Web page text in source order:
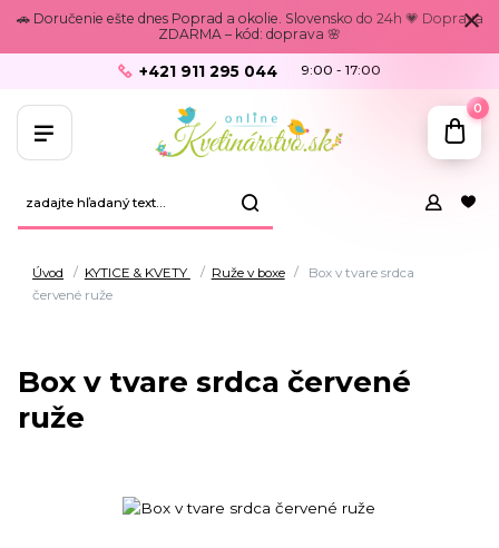
🚗 Doručenie ešte dnes Poprad a okolie. Slovensko do 24h 💗 Doprava
ZDARMA – kód: doprava 🌸
+421 911 295 044 9:00 - 17:00
0
Úvod KYTICE & KVETY Ruže v boxe
Box v tvare srdca
červené ruže
Box v tvare srdca červené
ruže